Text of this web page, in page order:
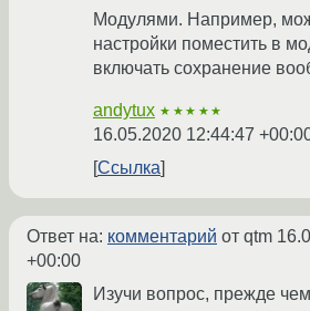
Модулями. Например,
настройки поместить в
включать сохранение
andytux ★★★★★
16.05.2020 12:44:47
Ссылка
Ответ на: комментарий от qtm
+00:00
Изучи вопрос, прежде